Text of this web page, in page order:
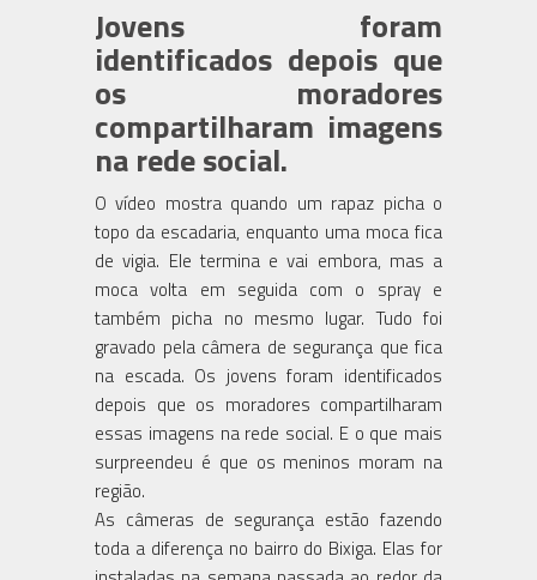
Jovens foram
identificados depois que
os moradores
compartilharam imagens
na rede social.
O vídeo mostra quando um rapaz picha o
topo da escadaria, enquanto uma moca fica
de vigia. Ele termina e vai embora, mas a
moca volta em seguida com o spray e
também picha no mesmo lugar. Tudo foi
gravado pela câmera de segurança que fica
na escada. Os jovens foram identificados
depois que os moradores compartilharam
essas imagens na rede social. E o que mais
surpreendeu é que os meninos moram na
região.
As câmeras de segurança estão fazendo
toda a diferença no bairro do Bixiga. Elas for